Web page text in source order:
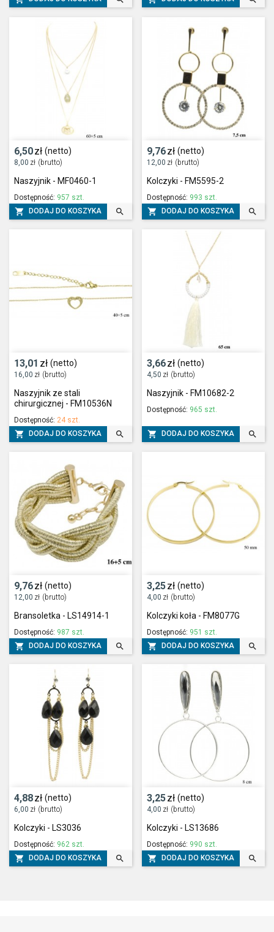
6,50zł (netto)
8,00 zł (brutto)
Naszyjnik - MF0460-1
Dostępność: 957 szt.
 DODAJ DO KOSZYKA 
9,76zł (netto)
12,00 zł (brutto)
Kolczyki - FM5595-2
Dostępność: 993 szt.
 DODAJ DO KOSZYKA 
13,01 zł (netto)
16,00 zł (brutto)
Naszyjnik ze stali
chirurgicznej - FM10536N
Dostępność: 24 szt.
 DODAJ DO KOSZYKA 
3,66zł (netto)
4,50 zł (brutto)
Naszyjnik - FM10682-2
Dostępność: 965 szt.
 DODAJ DO KOSZYKA 
9,76zł (netto)
12,00 zł (brutto)
Bransoletka - LS14914-1
Dostępność: 987 szt.
 DODAJ DO KOSZYKA 
3,25zł (netto)
4,00 zł (brutto)
Kolczyki koła - FM8077G
Dostępność: 951 szt.
 DODAJ DO KOSZYKA 
4,88zł (netto)
6,00 zł (brutto)
Kolczyki - LS3036
Dostępność: 962 szt.
 DODAJ DO KOSZYKA 
3,25zł (netto)
4,00 zł (brutto)
Kolczyki - LS13686
Dostępność: 990 szt.
 DODAJ DO KOSZYKA 